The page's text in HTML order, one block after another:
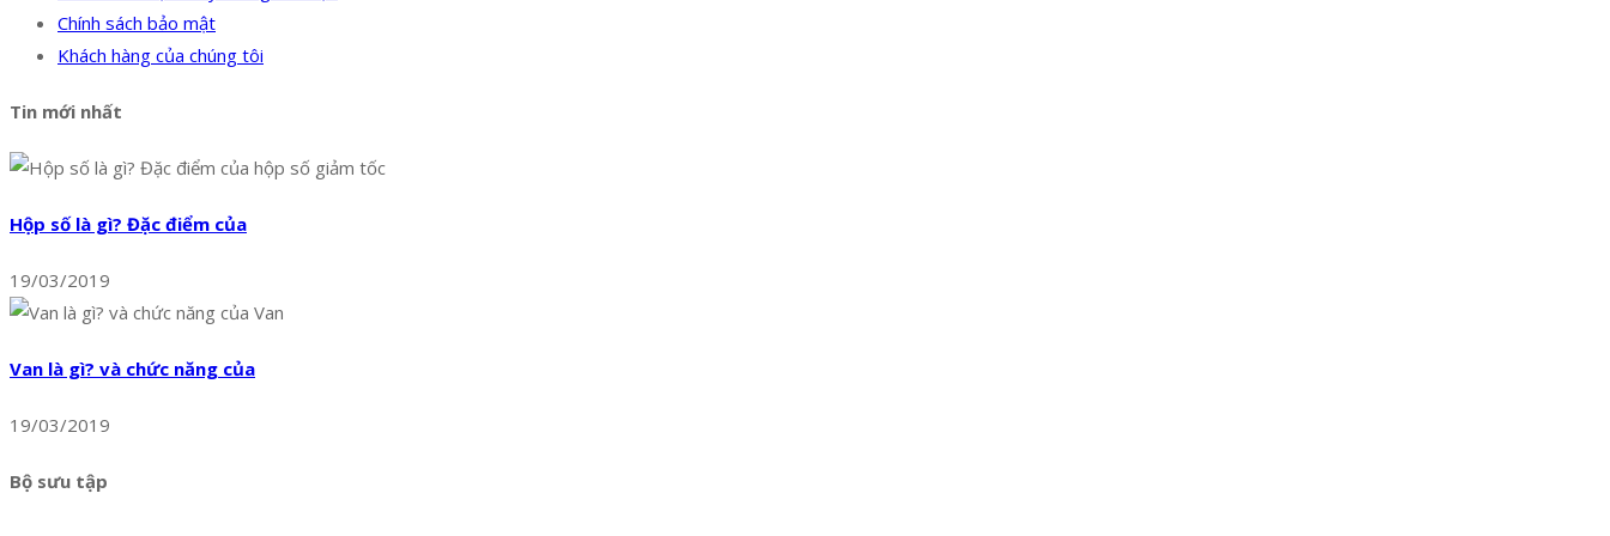
Chính sách bảo mật
Khách hàng của chúng tôi
Tin mới nhất
Hộp số là gì? Đặc điểm của
19/03/2019
Van là gì? và chức năng của
19/03/2019
Bộ sưu tập